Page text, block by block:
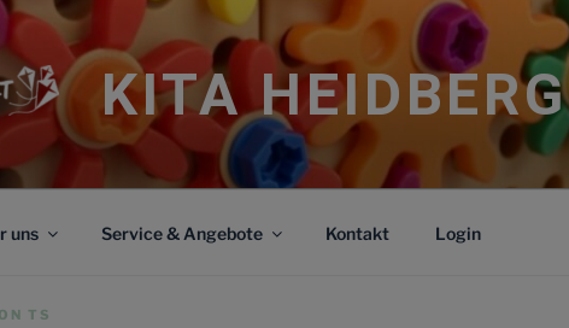
KITA HEIDBERG
uns Service & Angebote Kontakt Login
TS